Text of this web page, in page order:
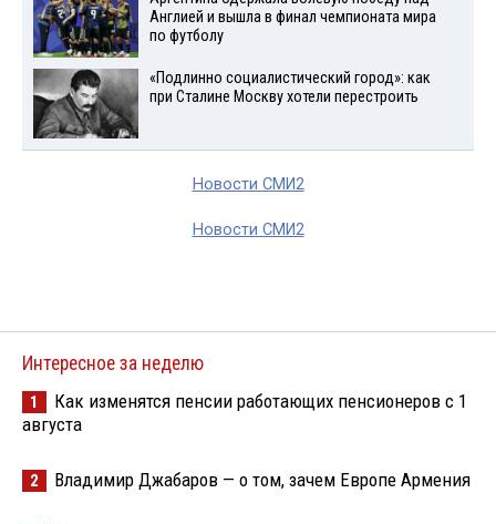
Англией и вышла в финал чемпионата мира
по футболу
«Подлинно социалистический город»: как
при Сталине Москву хотели перестроить
Новости СМИ2
Новости СМИ2
Интересное за неделю
1
Как изменятся пенсии работающих пенсионеров с 1
августа
2 Владимир Джабаров — о том, зачем Европе Армения